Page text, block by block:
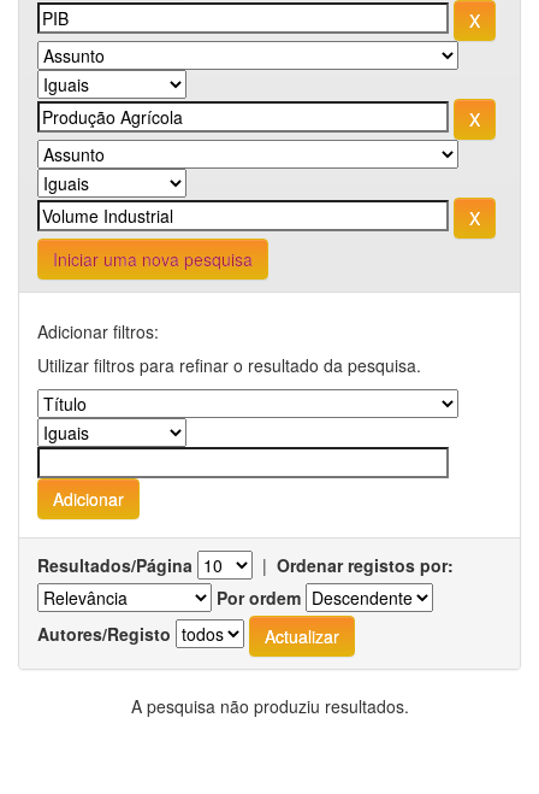
Iniciar uma nova pesquisa
Adicionar filtros:
Utilizar filtros para refinar o resultado da pesquisa.
Resultados/Página | Ordenar registos por:
Por ordem
Autores/Registo
A pesquisa não produziu resultados.